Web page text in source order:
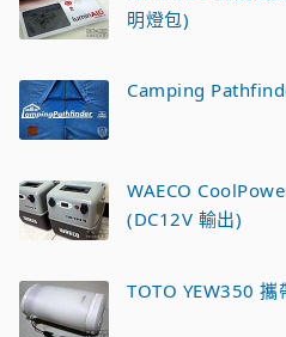
明燈包)
Camping
WAECO
(DC12V 輸出)
TOTO YEW350